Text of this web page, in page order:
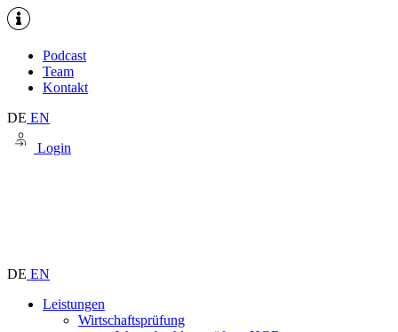
Podcast
Team
Kontakt
DE EN
Login
DE EN
Leistungen
Wirtschaftsprüfung